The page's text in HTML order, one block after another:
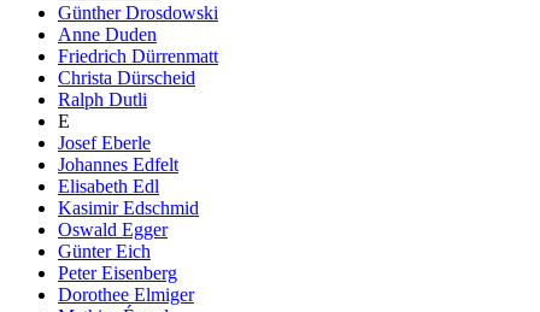
Günther Drosdowski
Anne Duden
Friedrich Dürrenmatt
Christa Dürscheid
Ralph Dutli
E
Josef Eberle
Johannes Edfelt
Elisabeth Edl
Kasimir Edschmid
Oswald Egger
Günter Eich
Peter Eisenberg
Dorothee Elmiger